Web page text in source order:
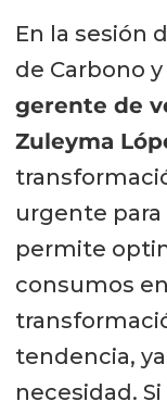
En la sesión
de Carbono
gerente de
Zuleyma
urgente
permite
consumos
tendencia,
necesidad.